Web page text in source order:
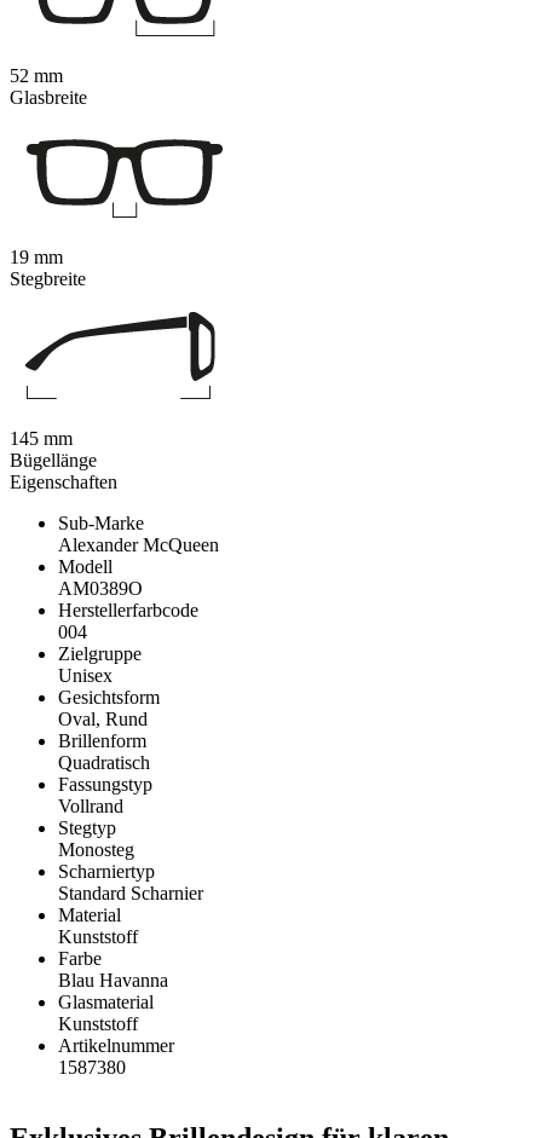
Eigenschaften
Sub-Marke
Alexander McQueen
Modell
AM0389O
Herstellerfarbcode
004
Zielgruppe
Unisex
Gesichtsform
Oval, Rund
Brillenform
Quadratisch
Fassungstyp
Vollrand
Stegtyp
Monosteg
Scharniertyp
Standard Scharnier
Material
Kunststoff
Farbe
Blau Havanna
Glasmaterial
Kunststoff
Artikelnummer
1587380
52 mm
Glasbreite
19 mm
Stegbreite
145 mm
Bügellänge